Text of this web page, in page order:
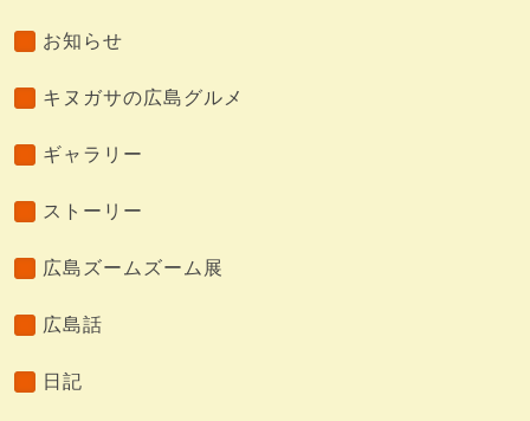
お知らせ
キヌガサの広島グルメ
ギャラリー
ストーリー
広島ズームズーム展
広島話
日記